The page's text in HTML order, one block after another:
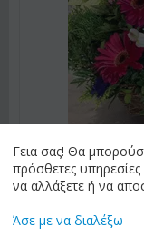
ΚΩΔΙΚΟΣ:
σε καλάθι !!!
Γεια σας! Θα
πρόσθετες
να αλλάξετε ή να
Άσε με να διαλέξω